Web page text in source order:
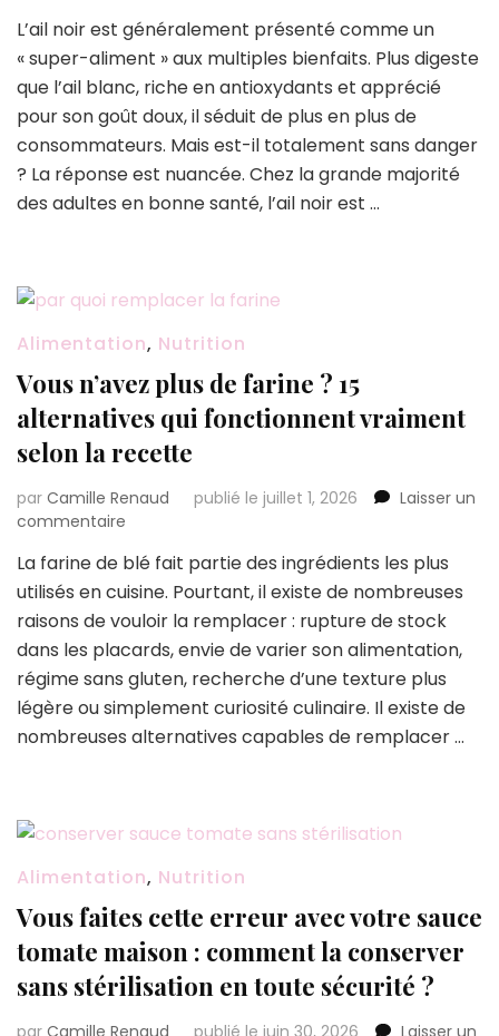
noir
:
ce
danger
méconnu
concerne
certaines
personnes
majorité)
L’ail noir est généralement présenté comme un
« super-aliment » aux multiples bienfaits. Plus digeste
que l’ail blanc, riche en antioxydants et apprécié
pour son goût doux, il séduit de plus en plus de
consommateurs. Mais est-il totalement sans danger
? La réponse est nuancée. Chez la grande majorité
des adultes en bonne santé, l’ail noir est …
Alimentation, Nutrition
Vous n’avez plus de farine ? 15
alternatives qui fonctionnent vraiment
selon la recette
par Camille Renaud publié le juillet 1, 2026
Laisser un
commentaire
n’avez
plus
de
?
15
alternatives
qui
recette
La farine de blé fait partie des ingrédients les plus
utilisés en cuisine. Pourtant, il existe de nombreuses
raisons de vouloir la remplacer : rupture de stock
dans les placards, envie de varier son alimentation,
régime sans gluten, recherche d’une texture plus
légère ou simplement curiosité culinaire. Il existe de
nombreuses alternatives capables de remplacer …
Alimentation, Nutrition
Vous faites cette erreur avec votre sauce
tomate maison : comment la conserver
sans stérilisation en toute sécurité ?
par Camille Renaud publié le juin 30, 2026 Laisser un